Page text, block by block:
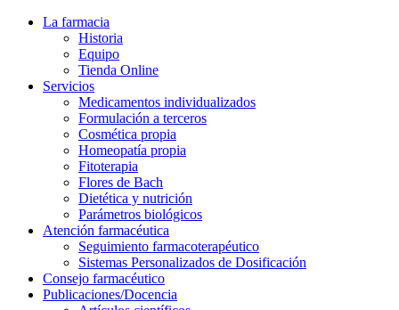
La farmacia
Historia
Equipo
Tienda Online
Servicios
Medicamentos individualizados
Formulación a terceros
Cosmética propia
Homeopatía propia
Fitoterapia
Flores de Bach
Dietética y nutrición
Parámetros biológicos
Atención farmacéutica
Seguimiento farmacoterapéutico
Sistemas Personalizados de Dosificación
Consejo farmacéutico
Publicaciones/Docencia